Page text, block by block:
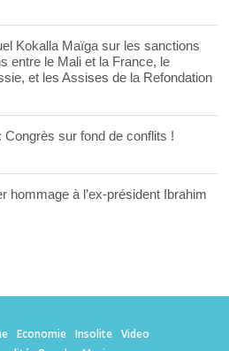
Kokalla Maïga sur les sanctions
entre le Mali et la France, le
et les Assises de la Refondation
Congrès sur fond de conflits !
hommage à l’ex-président Ibrahim
Economie Insolite
Video